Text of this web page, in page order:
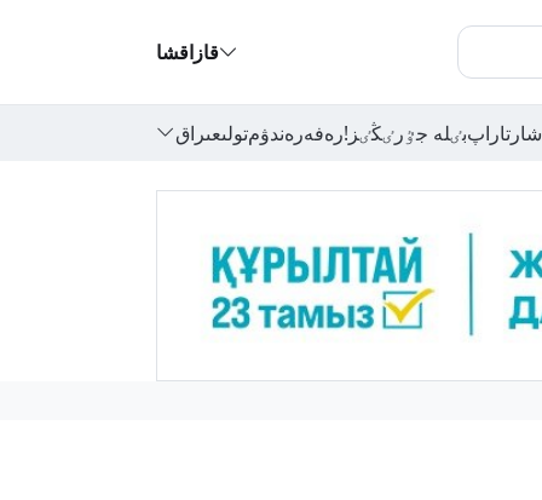
قازاقشا
شارتاراپبٸلە جٷرٸڭٸز!رەفەرەندۋمتولىعىراق